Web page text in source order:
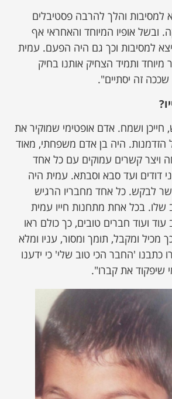
למסיבות והלך להרבה פסטיבלים
ובשל אופיו המיוחד והאחראי אף
למסיבות וכך גם היה הפעם. עמית
מיוחד ותמיד הצחיק אותנו בחיק
זה יסתיים".
חייכן ושמח. אדם אופטימי שמוקיר את
הזדמנות. היה בן אדם משפחתי, מאוד
קשרים עמוקים עם כל אחד
דודים ועד סבא וסבתא. עמית היה
לבקש. כל אחד מחבריו הרגיש
שלו. בכל אחת מתחנות חייו עמית
ועוד חברים טובים, כך כולם ראו
מכיל ומקבל, תומך ומסור, עניו ומלא
'החבר הכי טוב שלי' כי ידענו
שיפקוד את קברו".